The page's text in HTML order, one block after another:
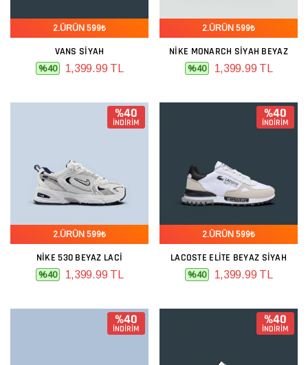
2.ÜRÜN 599₺
VANS SIYAH
%40 1,399.99 TL
2.ÜRÜN 599₺
NIKE MONARCH SIYAH BEYAZ
%40 1,399.99 TL
%40
İNDİRİM
2.ÜRÜN 599₺
NIKE 530 BEYAZ LACI
%40 1,399.99 TL
%40
İNDİRİM
2.ÜRÜN 599₺
LACOSTE ELITE BEYAZ SIYAH
%40 1,399.99 TL
%40
İNDİRİM
%40
İNDİRİM